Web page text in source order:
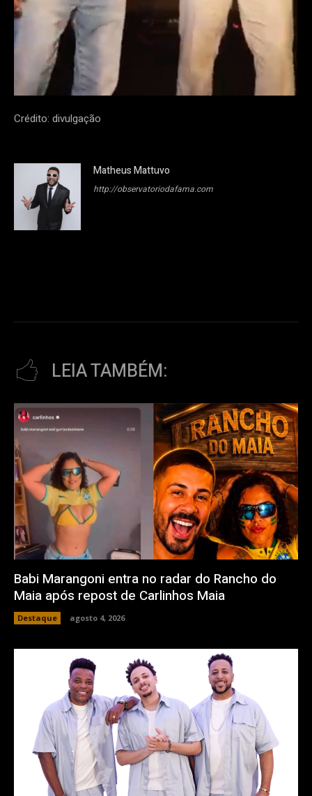
Crédito: divulgação
Matheus Mattuvo
http://observatoriodafama.com
LEIA TAMBÉM:
Babi Marangoni entra no radar do Rancho do
Maia após repost de Carlinhos Maia
Destaque agosto 4, 2026